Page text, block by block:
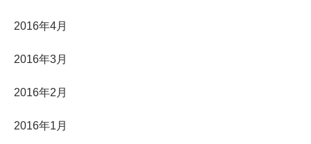
2016年4月
2016年3月
2016年2月
2016年1月